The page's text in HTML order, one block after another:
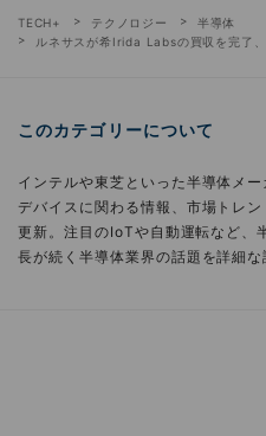
TECH+ テクノロジー
半導体
ルネサスが希Irida Labsの買収を完了
このカテゴリーについて
インテルや東芝といった半導体メ
デバイスに関わる情報、市場トレ
更新。注目のIoTや自動運転など、
長が続く半導体業界の話題を詳細な